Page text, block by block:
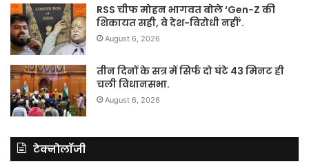
RSS चीफ मोहन भागवत बोले ‘Gen-Z की
शिकायत सही, वे देश-विरोधी नहीं’.
August 6, 2026
तीन दिनों के सत्र में सिर्फ दो घंटे 43 मिनट ही
चली विधानसभा.
August 6, 2026
टेक्नोलॉजी